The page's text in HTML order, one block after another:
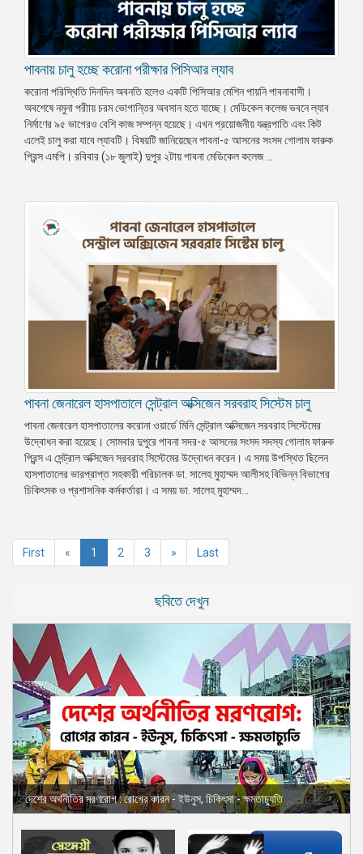
পাবনায় চালু হচ্ছে করোনা পরীক্ষার পিসিআর ল্যাব
করোনা পরিস্থিতি দিনদিন অবনতি হলেও একটি পিসিআর মেশিন পায়নি পাবনাবাসী।
অবশেষে নমুনা পরীায় চরম ভোগান্তির অবসান হতে যাচ্ছে। মেডিকেল কলেজ ভবনে ল্যাব
নির্মাণের ৯৫ ভাগেরও বেশি কাজ সম্পন্ন হয়েছে। এখন প্রয়োজনীয় যন্ত্রপাতি এবং কিট
এলেই চালু করা যাবে ল্যাবটি। বিষয়টি জানিয়েছেন পাবনা-৫ আসনের সংসদ গোলাম ফারুক
প্রিন্স এমপি। রবিবার (১৮ জুলাই) দুপুর ২টায় পাবনা মেডিকেল কলেজ ...
পাবনা জেনারেল হাসপাতালে সেন্ট্রাল অক্সিজেন সরবরাহ সিস্টেম চালু
পাবনা জেনারেল হাসপাতালের করোনা ওয়ার্ডে মিনি সেন্ট্রাল অক্সিজেন সরবরাহ সিস্টেমের
উদ্বোধন করা হয়েছে। সোমবার দুপুরে পাবনা সদর-৫ আসনের সংসদ সদস্য গোলাম ফারুক
প্রিন্স এ সেন্ট্রাল অক্সিজেন সরবরাহ সিস্টেমের উদ্বোধন করেন। এ সময় উপস্থিত ছিলেন
হাসপাতালের ভারপ্রাপ্ত সহকারী পরিচালক ডা. সালেহ মুহাম্মদ আলীসহ বিভিন্ন বিভাগের
চিকিৎসক ও প্রশাসনিক কর্মকর্তারা। এ সময় ডা. সালেহ মুহাম্মদ...
First « 1 (current)
2 3 » Last
ছবিতে দেখুন
দেশের অর্থনীতির মরণরোগ : রোগের কারন - ইউনুস, চিকিৎসা - ক্ষমতাচ্যুতি